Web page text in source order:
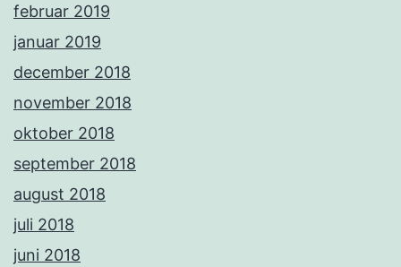
februar 2019
januar 2019
december 2018
november 2018
oktober 2018
september 2018
august 2018
juli 2018
juni 2018